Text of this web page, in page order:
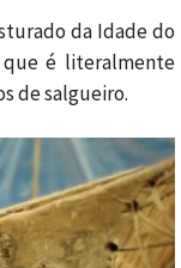
da Idade do
é literalmente
de salgueiro.